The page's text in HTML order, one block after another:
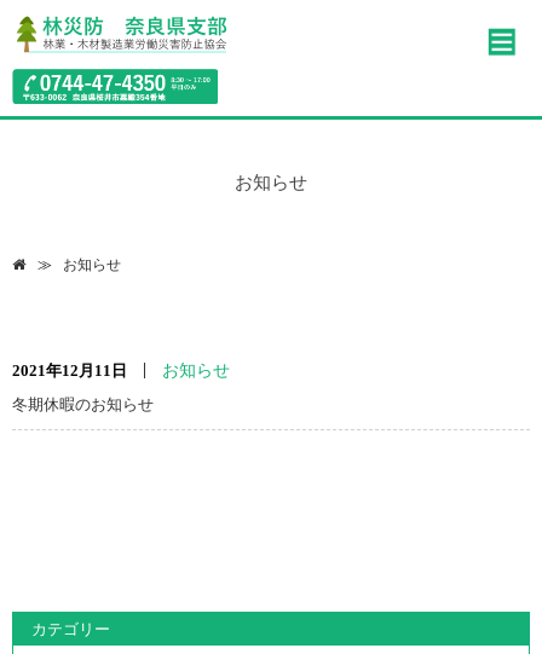
お知らせ
お知らせ
2021年12月11日
お知らせ
冬期休暇のお知らせ
カテゴリー